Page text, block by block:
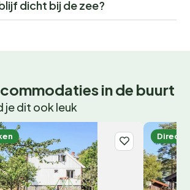
dicht bij de zee?
in de buurt
je dit ook leuk
Direct